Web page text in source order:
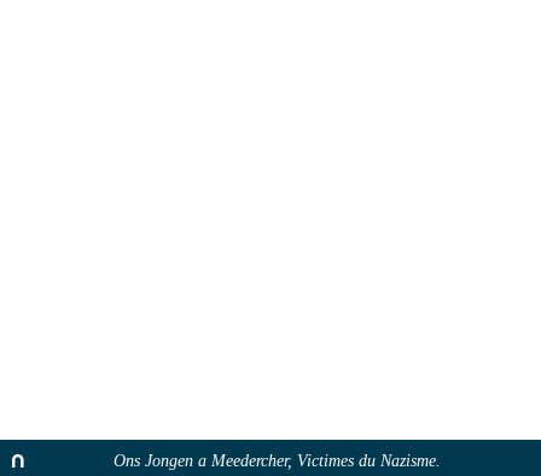
Ons Jongen a Meedercher, Victimes du Nazisme.